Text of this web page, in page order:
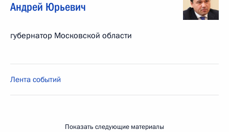
Андрей Юрьевич
губернатор Московской области
Лента событий
Показать следующие материалы